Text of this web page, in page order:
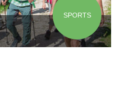
SPORTS